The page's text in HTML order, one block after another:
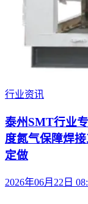
行业资讯
泰州SMT行业
度氮气保障焊
定做
2026年06月22日